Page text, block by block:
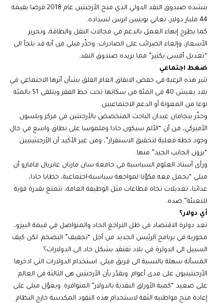
ينشده صندوق النقد الدولي الذي منح الأرجنتين عام 2018 قرضا بقيمة
44 مليار دولار، تعاني بوينس ايرس لسداده.
كما يطرح إنهاء العمل بالدعم في مجالات النقل والطاقة، وتحرير
الأسعار، وإلغاء الضرائب على الصادرات. وحذّر ميلي من أنه قد يلجأ الى
“تعديل أقسى بكثير” مما يريده صندوق النقد.
ضغط اجتماعي
تثير هذه الرغبة في خفض الانفاق العام القلق بشأن أثرها الاجتماعي في
بلاد يعيش 40 في المئة من سكانها تحت خط الفقر ويتلقى 51 بالمئة
نوعا من المعونة أو الدعم الاجتماعيين.
وحذّر بنجامان غيدان الباحث المتخصص بالأرجنتين في مركز ويلسون
الأميركي، من أن “الألم سيكون حادا وملموسا على نطاق واسع في حال
وجود خطة فعلية لتحقيق الاستقرار”، ومن غير الأكيد أن الأرجنتينيين
“يرون الجانب الجيد” منها.
ورأى أستاذ العلوم السياسية في جامعة سان مارتان غابريال فامارو أن
ميلي “يحمل معه مكوّنا لمواجهة سياسية-اجتماعية، خطابا حادا،
عدائيا، تعديلات تجاه قطاعات مثل الوظيفة العامة، تتمتع بقدرة قوية
للتعبئة” ضده.
أي دولار؟
تعد دولرة الاقتصاد في ظل التراجع الحاد والمتواصل في قيمة البيزو،
محورية في برنامج الرئيس الجديد من أجل “تجفيف” التضخم. لكن كيف
السبيل الى الدولرة في بلاد تفتقد بشكل حاد الى الدولارات؟
المسألة سهلة بالنسبة الى فريق ميلي: استخدام الدولارات التي ادخرها
الأرجنتينيون على مدى أعوام. ويقدّر بأن الأرجنتين هي الثالثة في العالم
على صعيد “كمية الأوراق النقدية بالدولار” المتوافرة. ويعوّل ميلي على
إعادة منح مواطنيه الثقة لاستخدام هذه النقود المكدسة خارج النظام